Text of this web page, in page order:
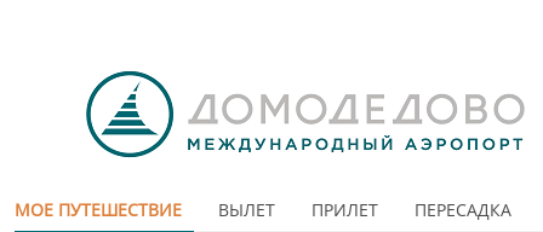
МОЕ ПУТЕШЕСТВИЕ ВЫЛЕТ ПРИЛЕТ ПЕРЕСАДКА